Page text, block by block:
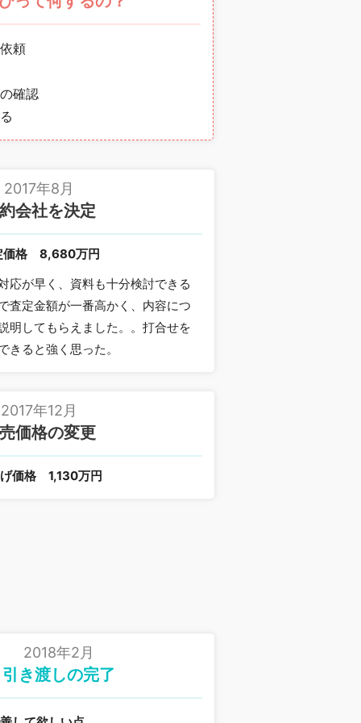
頼
確認
2017年8月
会社を決定
価格
8,680万円
応が早く、資料も十分検討できる
査定金額が一番高かく、内容につ
明してもらえました。。打合せを
きると強く思った。
2017年12月
価格の変更
価格 1,130万円
2018年2月
引き渡しの完了